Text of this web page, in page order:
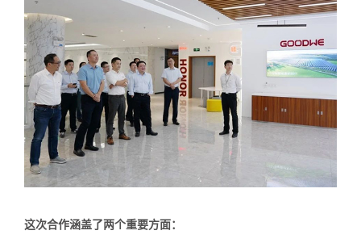
这次合作涵盖了两个重要方面：